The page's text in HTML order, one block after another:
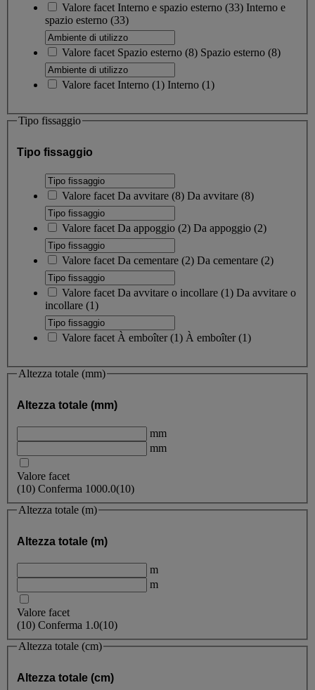
Valore facet Interno e spazio esterno (33) Interno e
spazio esterno (33)
Valore facet Spazio esterno (8) Spazio esterno (8)
Valore facet Interno (1) Interno (1)
Tipo fissaggio
Tipo fissaggio
Valore facet Da avvitare (8) Da avvitare (8)
Valore facet Da appoggio (2) Da appoggio (2)
Valore facet Da cementare (2) Da cementare (2)
Valore facet Da avvitare o incollare (1) Da avvitare o
incollare (1)
Valore facet À emboîter(1) À emboîter(1)
Altezza totale (mm)
Altezza totale (mm)
mm
mm
Valore facet
(10) Conferma 1000.0(10)
Altezza totale (m)
Altezza totale (m)
m
m
Valore facet
(10) Conferma 1.0(10)
Altezza totale (cm)
Altezza totale (cm)